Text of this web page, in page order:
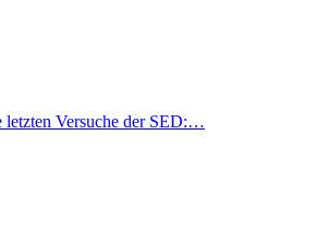
letzten Versuche der SED:…